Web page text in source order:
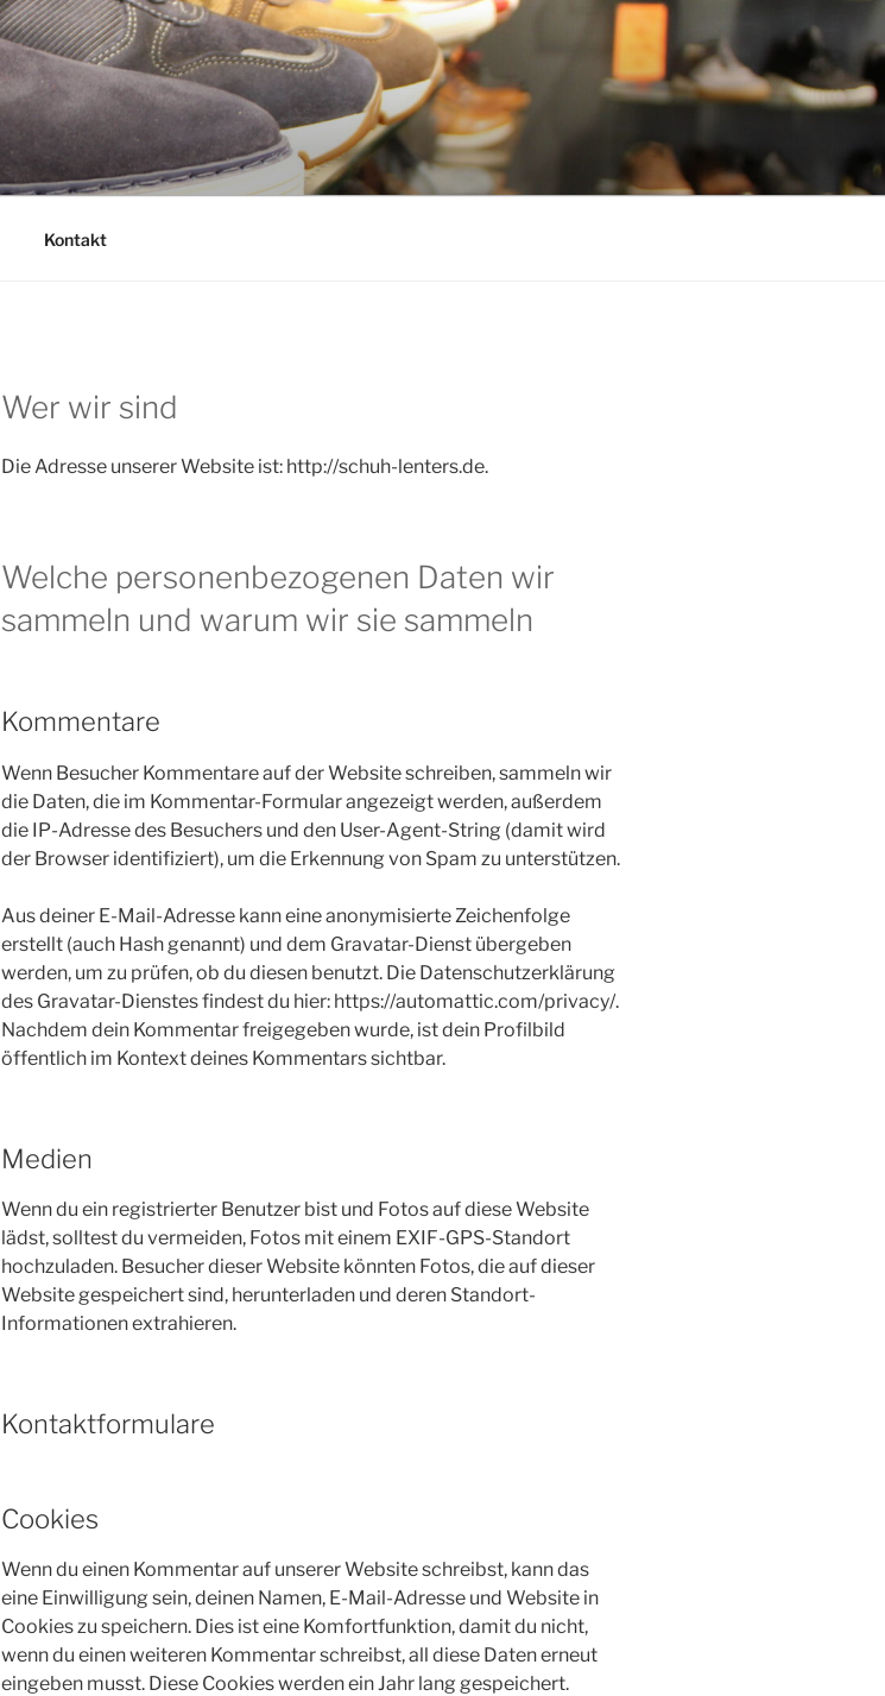
Kontakt
Wer wir sind
Die Adresse unserer Website ist: http://schuh-lenters.de.
Welche personenbezogenen Daten wir
sammeln und warum wir sie sammeln
Kommentare
Wenn Besucher Kommentare auf der Website schreiben, sammeln wir
die Daten, die im Kommentar-Formular angezeigt werden, außerdem
die IP-Adresse des Besuchers und den User-Agent-String (damit wird
der Browser identifiziert), um die Erkennung von Spam zu unterstützen.
Aus deiner E-Mail-Adresse kann eine anonymisierte Zeichenfolge
erstellt (auch Hash genannt) und dem Gravatar-Dienst übergeben
werden, um zu prüfen, ob du diesen benutzt. Die Datenschutzerklärung
des Gravatar-Dienstes findest du hier: https://automattic.com/privacy/.
Nachdem dein Kommentar freigegeben wurde, ist dein Profilbild
öffentlich im Kontext deines Kommentars sichtbar.
Medien
Wenn du ein registrierter Benutzer bist und Fotos auf diese Website
lädst, solltest du vermeiden, Fotos mit einem EXIF-GPS-Standort
hochzuladen. Besucher dieser Website könnten Fotos, die auf dieser
Website gespeichert sind, herunterladen und deren Standort-
Informationen extrahieren.
Kontaktformulare
Cookies
Wenn du einen Kommentar auf unserer Website schreibst, kann das
eine Einwilligung sein, deinen Namen, E-Mail-Adresse und Website in
Cookies zu speichern. Dies ist eine Komfortfunktion, damit du nicht,
wenn du einen weiteren Kommentar schreibst, all diese Daten erneut
eingeben musst. Diese Cookies werden ein Jahr lang gespeichert.